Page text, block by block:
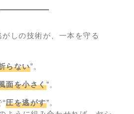
しの技術が、一本を守る
らない”。
面を小さく”。
“圧を逃がす”。